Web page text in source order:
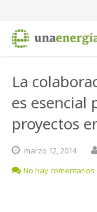
La
es esencial
proyectos
marzo 12,2014
No hay comentarios